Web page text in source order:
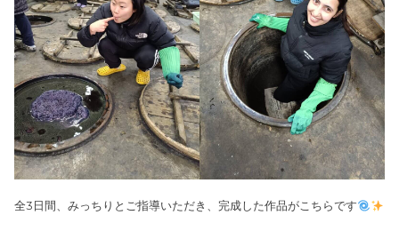
全3日間、みっちりとご指導いただき、完成した作品がこちらです